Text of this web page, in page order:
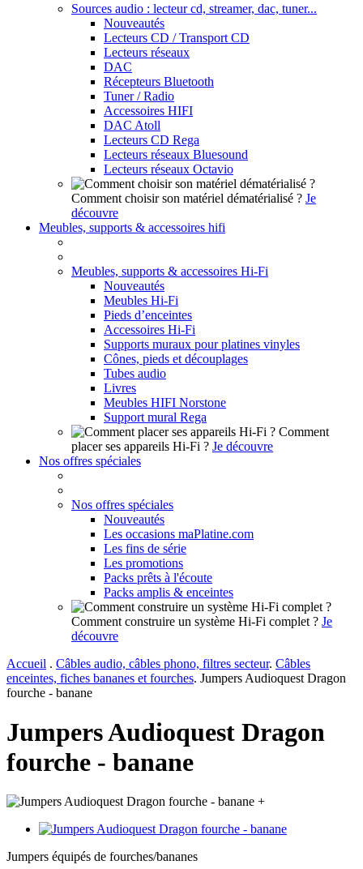
Sources audio : lecteur cd, streamer, dac, tuner...
Nouveautés
Lecteurs CD / Transport CD
Lecteurs réseaux
DAC
Récepteurs Bluetooth
Tuner / Radio
Accessoires HIFI
DAC Atoll
Lecteurs CD Rega
Lecteurs réseaux Bluesound
Lecteurs réseaux Octavio
Comment choisir son matériel dématérialisé ? Je
découvre
Meubles, supports & accessoires hifi
Meubles, supports & accessoires Hi-Fi
Nouveautés
Meubles Hi-Fi
Pieds d’enceintes
Accessoires Hi-Fi
Supports muraux pour platines vinyles
Cônes, pieds et découplages
Tubes audio
Livres
Meubles HIFI Norstone
Support mural Rega
Comment
placer ses appareils Hi-Fi ? Je découvre
Nos offres spéciales
Nos offres spéciales
Nouveautés
Les occasions maPlatine.com
Les fins de série
Les promotions
Packs prêts à l'écoute
Packs amplis & enceintes
Comment construire un système Hi-Fi complet ? Je
découvre
Accueil . Câbles audio, câbles phono, filtres secteur. Câbles
enceintes, fiches bananes et fourches. Jumpers Audioquest Dragon
fourche - banane
Jumpers Audioquest Dragon
fourche - banane
+
Jumpers équipés de fourches/bananes